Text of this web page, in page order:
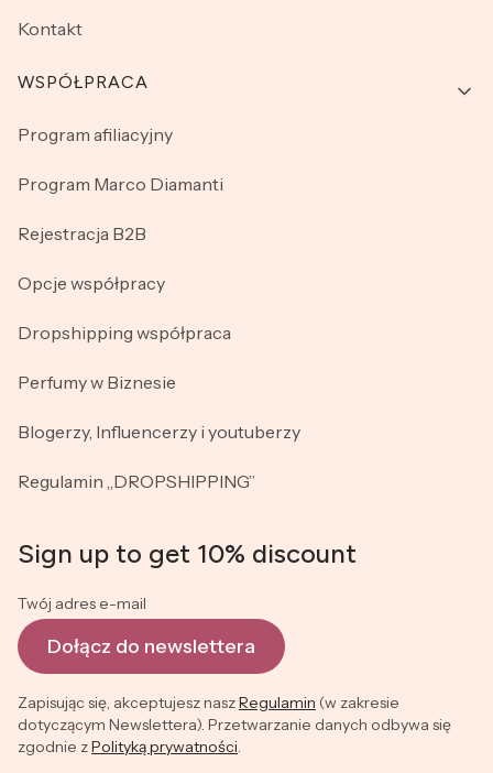
Kontakt
WSPÓŁPRACA
Program afiliacyjny
Program Marco Diamanti
Rejestracja B2B
Opcje współpracy
Dropshipping współpraca
Perfumy w Biznesie
Blogerzy, Influencerzy i youtuberzy
Regulamin „DROPSHIPPING”
Sign up to get 10% discount
Twój adres e-mail
Dołącz do newslettera
Zapisując się, akceptujesz naszRegulamin (w zakresie
dotyczącym Newslettera). Przetwarzanie danych odbywa się
zgodnie zPolityką prywatności.